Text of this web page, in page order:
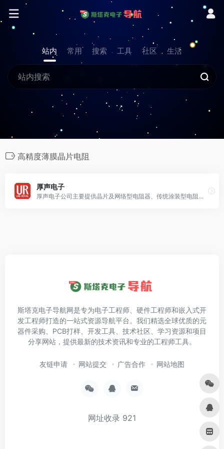
站内 常用 搜索 工具 社区 生活
高精度薄膜晶片电阻
厚声电子
厚声电子公司主要提供晶片及网络型电阻器、传统涂装型电阻器、传统水泥型电阻器、功率型电阻器等高品质稳定电阻，并承担相关的工程项目设计和研发。
斯塔克电子导航网是专为电子工程师、硬件工程师和嵌入式开
发工程师打造的一站式资源导航平台。我们精选全球优质的元
器件采购、PCB打样、开发工具、技术社区、学习资源和项目
分享网站，提供最新的技术资讯和专业的工程师工具。
友链申请 网站提交 广告合作 网站地图
网址收录 921